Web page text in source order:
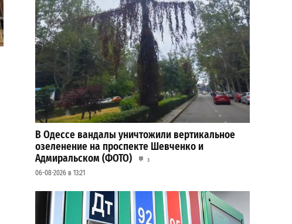
В Одессе вандалы уничтожили вертикальное
озеленение на проспекте Шевченко и
Адмиральском (ФОТО)
3
06-08-2026 в 13:21